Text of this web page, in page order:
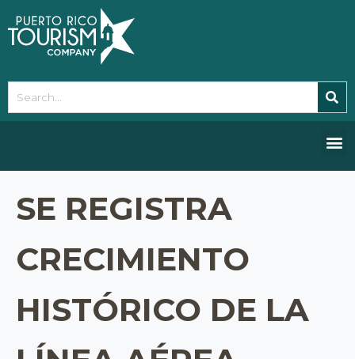
note:
This
website
accessibility
SE REGISTRA
CRECIMIENTO
HISTÓRICO DE LA